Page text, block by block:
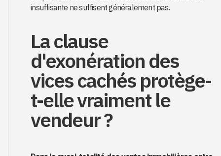
insuffisante ne suffisent généralement pas.
La clause
d'exonération des
vices cachés protège-
t-elle vraiment le
vendeur ?